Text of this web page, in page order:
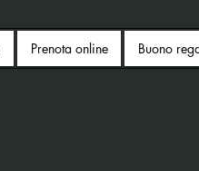
Prenota online Buono